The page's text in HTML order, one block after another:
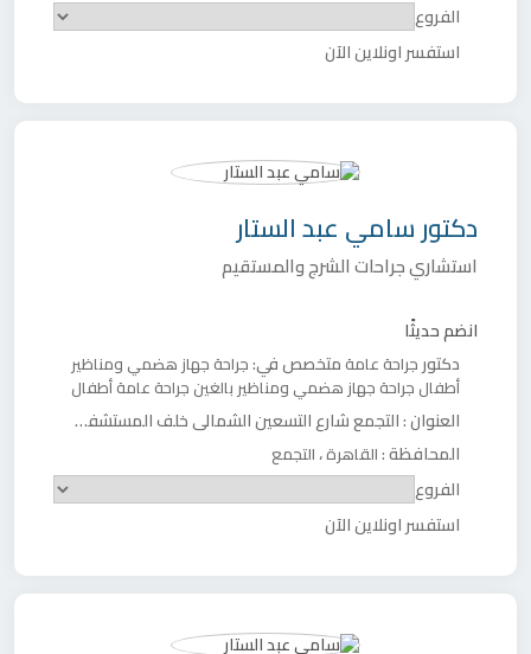
الفروع
استفسر اونلاين الآن
دكتورسامي عبد الستار
استشاري جراحات الشرج والمستقيم
انضم حديثًا
دكتور جراحة عامةمتخصص في:جراحة جهاز هضمي ومناظير
أطفال جراحة جهاز هضمي ومناظير بالغين جراحة عامة أطفال
العنوان :التجمع شارع التسعين الشمالي خلف المستشفى الجوي التخصصي مجمع عياداتcmcالدور الرابع عيادة 425
المحافظة :القاهرة،التجمع
الفروع
استفسر اونلاين الآن